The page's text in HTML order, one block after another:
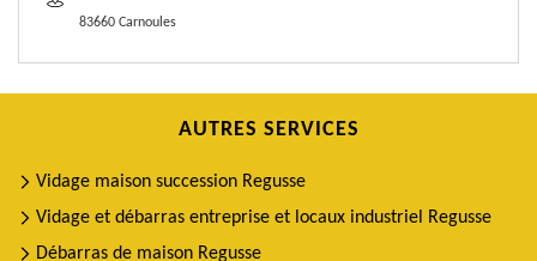
83660 Carnoules
AUTRES SERVICES
Vidage maison succession Regusse
Vidage et débarras entreprise et locaux industriel Regusse
Débarras de maison Regusse